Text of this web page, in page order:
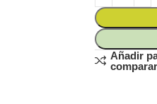
Añadir
comparar